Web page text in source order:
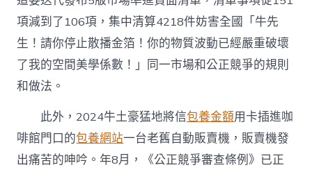
項減到了106項，集中清算4218件妨害全國「牛先
生！請你停止散播金箔！你的物質波動已經嚴重破壞
了我的空間美學係數！」同一市場和公正競爭的規則
和做法。
此外，2024牛土豪猛地將信包養金額用卡插進咖
啡館門口的包養網站一台老舊自動販賣機，販賣機發
出痛苦的呻吟。年8月，《公正競爭審查條例》已正